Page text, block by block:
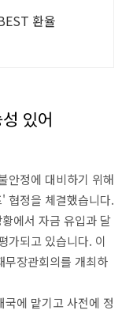
환율
있어
안정에 대비하기 위해
협정을 체결했습니다.
에서 자금 유입과 달
가되고 있습니다. 이
무장관회의를 개최하
에 맡기고 사전에 정